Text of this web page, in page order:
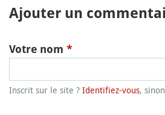
Ajouter un
Votre nom *
Inscrit sur le site ? Identifiez-vous, sinon